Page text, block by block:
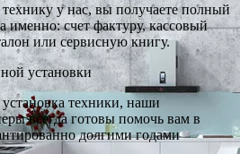
у нас, вы получаете полный
именно: счет фактуру, кассовый
или сервисную книгу.
установки
установка техники, наши
всегда готовы помочь вам в
долгими годами